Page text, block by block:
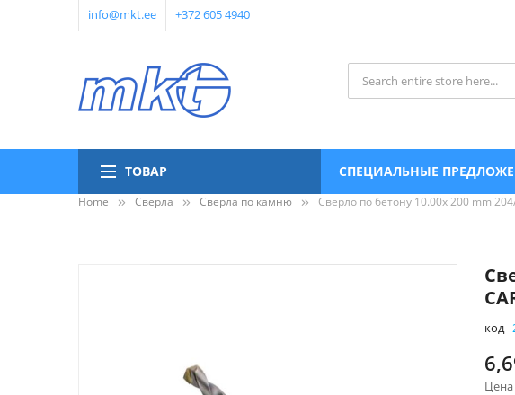
info@mkt.ee +372 605 4940
ТОВАР СПЕЦИАЛЬНЫЕ
Home Сверла Сверла по камню Сверло по бетону 10.00x 200 mm
код
Цена